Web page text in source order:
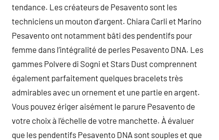
tendance. Les créateurs de Pesavento sont les
techniciens un mouton d’argent. Chiara Carli et Marino
Pesavento ont notamment bâti des pendentifs pour
femme dans l’intégralité de perles Pesavento DNA. Les
gammes Polvere di Sogni et Stars Dust comprennent
également parfaitement quelques bracelets très
admirables avec un ornement et une partie en argent.
Vous pouvez ériger aisément le parure Pesavento de
votre choix à l’échelle de votre manchette. À évaluer
que les pendentifs Pesavento DNA sont souples et que